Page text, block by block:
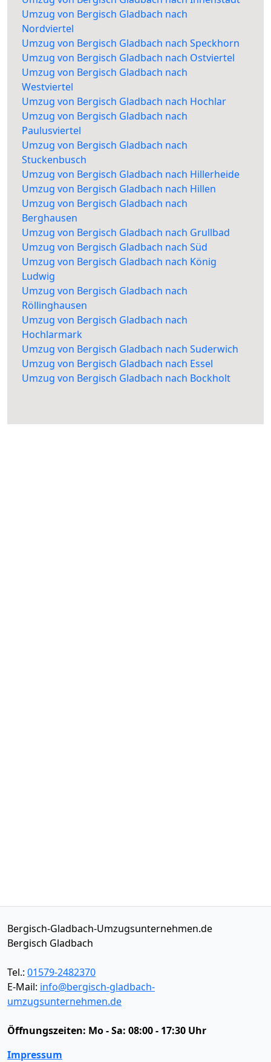
Umzug von Bergisch Gladbach nach
Nordviertel
Umzug von Bergisch Gladbach nach Speckhorn
Umzug von Bergisch Gladbach nach Ostviertel
Umzug von Bergisch Gladbach nach
Westviertel
Umzug von Bergisch Gladbach nach Hochlar
Umzug von Bergisch Gladbach nach
Paulusviertel
Umzug von Bergisch Gladbach nach
Stuckenbusch
Umzug von Bergisch Gladbach nach Hillerheide
Umzug von Bergisch Gladbach nach Hillen
Umzug von Bergisch Gladbach nach
Berghausen
Umzug von Bergisch Gladbach nach Grullbad
Umzug von Bergisch Gladbach nach Süd
Umzug von Bergisch Gladbach nach König
Ludwig
Umzug von Bergisch Gladbach nach
Röllinghausen
Umzug von Bergisch Gladbach nach
Hochlarmark
Umzug von Bergisch Gladbach nach Suderwich
Umzug von Bergisch Gladbach nach Essel
Umzug von Bergisch Gladbach nach Bockholt
Bergisch-Gladbach-Umzugsunternehmen.de
Bergisch Gladbach
Tel.: 01579-2482370
E-Mail: info@bergisch-gladbach-
umzugsunternehmen.de
Öffnungszeiten: Mo - Sa: 08:00 - 17:30 Uhr
Impressum